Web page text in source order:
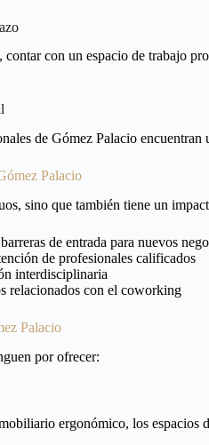
con un espacio de trabajo
de Gómez Palacio
Palacio
sino que también tiene un
de entrada para nuevos
de profesionales calificados
interdisciplinaria
relacionados con el coworking
Palacio
por ofrecer:
ergonómico, los